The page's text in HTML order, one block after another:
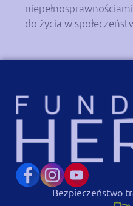
do życia w
Bezpieczeństwo